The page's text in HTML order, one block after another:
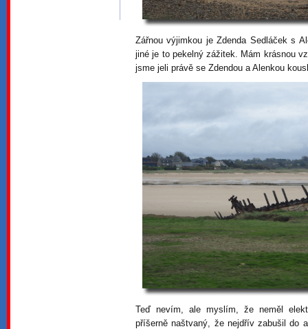
Zářnou výjimkou je Zdenda Sedláček s
jiné je to pekelný zážitek. Mám krásnou
jsme jeli právě se Zdendou a Alenkou
Teď nevím, ale myslím, že neměl
příšerně naštvaný, že nejdřív zabušil do